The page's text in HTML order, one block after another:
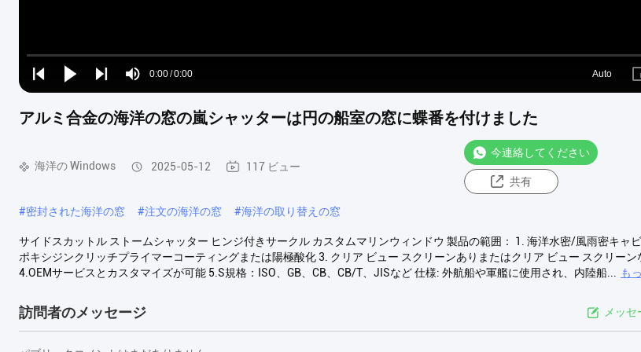
Play
Play
Play
Mute
Time
0:00/0:00
Loaded:
0%
Auto
アルミ合金の海洋の窓の嵐シャッターは円の船室の窓に蝶番を付けました
海洋の Windows 2025-05-12 117 ビュー
今連絡してください
共有
#密封された海洋の窓 #注文の海洋の窓 #海洋の取り替えの窓
サイドスカットル ストームシャッター ヒンジ付きサークル カスタムマリンウィンドウ 製品の範囲： 1. 海洋水密/風雨密キャ
ポキシジンクリッチプライマーコーティングまたは陽極酸化 3. クリア ビュー スクリーンありまたはクリア ビュー スクリーン
4.OEMサービスとカスタマイズが可能 5.S規格：ISO、GB、CB、CB/T、JISなど 仕様: 外航船や軍艦に使用され、内陸船... も
訪問者のメッセージ メッ